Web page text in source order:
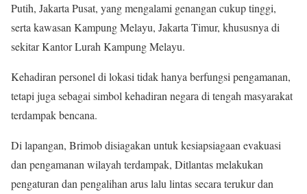
Putih, Jakarta Pusat, yang mengalami genangan cukup tinggi,
serta kawasan Kampung Melayu, Jakarta Timur, khususnya di
sekitar Kantor Lurah Kampung Melayu.
Kehadiran personel di lokasi tidak hanya berfungsi pengamanan,
tetapi juga sebagai simbol kehadiran negara di tengah masyarakat
terdampak bencana.
Di lapangan, Brimob disiagakan untuk kesiapsiagaan evakuasi
dan pengamanan wilayah terdampak, Ditlantas melakukan
pengaturan dan pengalihan arus lalu lintas secara terukur dan